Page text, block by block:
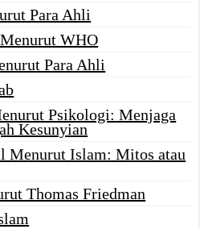
Para Ahli
WHO
Para Ahli
Psikologi: Menjaga
Kesunyian
Menurut Islam: Mitos atau
Thomas Friedman